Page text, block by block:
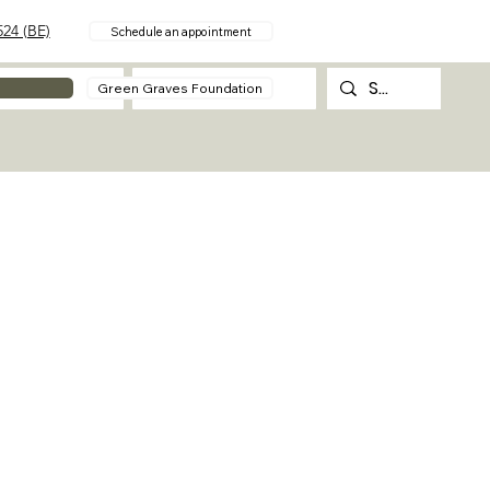
(BE) Schedule an appointment
Contact
Green Graves Foundation